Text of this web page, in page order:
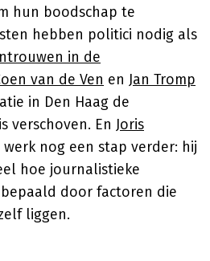
hun boodschap te
hebben politici nodig als
in de
van de Ven en Jan Tromp
in Den Haag de
verschoven. En Joris
nog een stap verder: hij
hoe journalistieke
door factoren die
liggen.